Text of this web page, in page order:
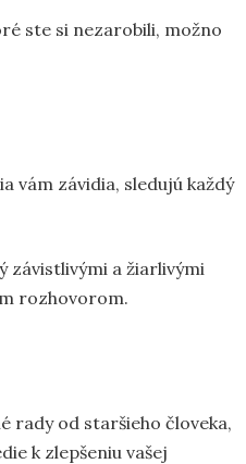
ste si nezarobili, možno
vám závidia, sledujú každý
závistlivými a žiarlivými
rozhovorom.
rady od staršieho človeka,
k zlepšeniu vašej